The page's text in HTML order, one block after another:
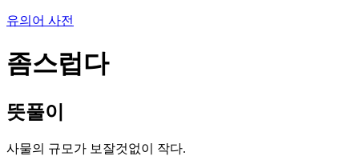
유의어 사전
좀스럽다
뜻풀이
사물의 규모가 보잘것없이 작다.